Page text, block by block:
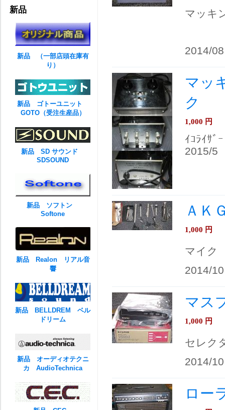
マッキ
2014/08
マッ
ク
1,000 円
ｲｺﾗｲｻﾞｰ
2015/5
ＡＫ
1,000 円
マイク
2014/10
マス
1,000 円
セレク
2014/10
ロー
新品
新品 （一部店頭在庫有
り）
新品 ゴトーユニット
GOTO（受注生産品）
新品 SD サウンド
SDSOUND
新品 ソフトン
Softone
新品 Realon リアル音
響
新品 BELLDREM ベル
ドリーム
新品 オーディオテクニ
カ AudioTechnica